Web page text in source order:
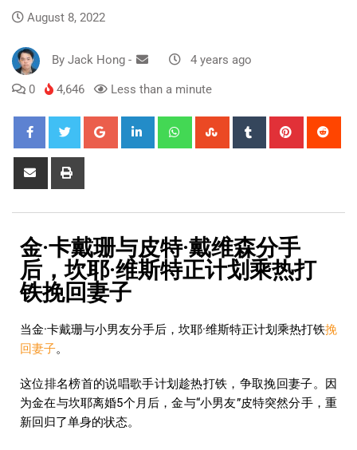
August 8, 2022
By Jack Hong - 4 years ago
0 4,646 Less than a minute
金·卡戴珊与皮特·戴维森分手
后，坎耶·维斯特正计划乘热打
铁挽回妻子
当金·卡戴珊与小男友分手后，坎耶·维斯特正计划乘热打铁挽
回妻子。
这位排名榜首的说唱歌手计划趁热打铁，争取挽回妻子。因
为金在与坎耶离婚5个月后，金与“小男友”皮特突然分手，重
新回归了单身的状态。